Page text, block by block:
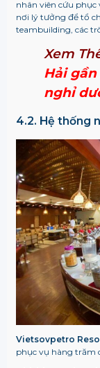
nhân viên cứu
nơi lý tưởng để tổ
teambuilding, các
Xem
Hải
nghỉ
4.2. Hệ thống
Vietsovpetro
phục vụ hàng trăm